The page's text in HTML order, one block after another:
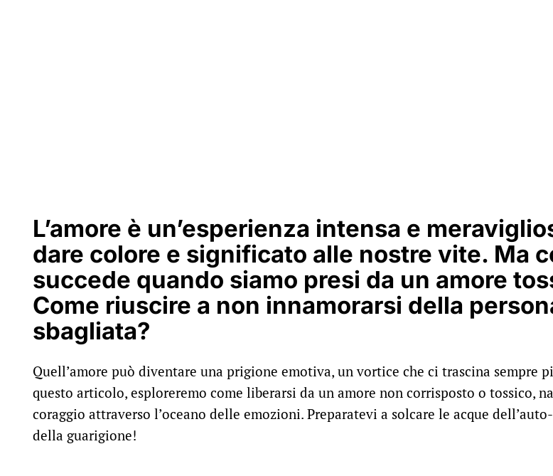
L’amore è un’esperienza intensa e
dare colore e significato alle nostre vite. Ma
succede quando siamo presi da un amore
Come riuscire a non innamorarsi della
sbagliata?
Quell’amore può diventare una prigione emotiva, un vortice che ci trascina sempre
questo articolo, esploreremo come liberarsi da un amore non corrisposto o tossico,
coraggio attraverso l’oceano delle emozioni. Preparatevi a solcare le acque
della guarigione!